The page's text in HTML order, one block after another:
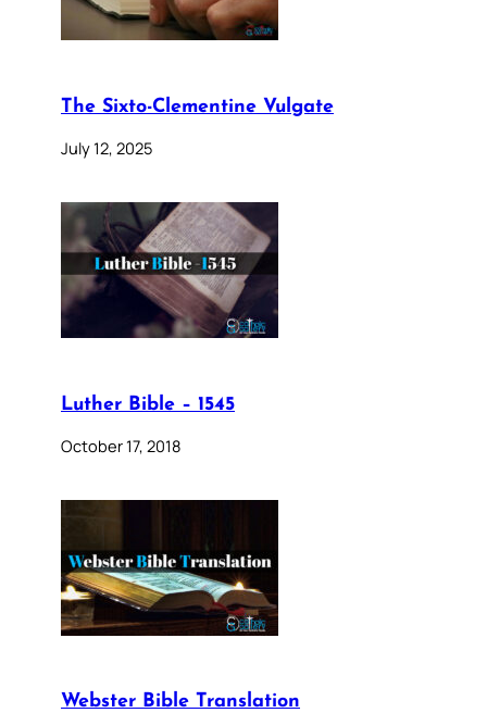
The Sixto-Clementine Vulgate
July 12, 2025
Luther Bible – 1545
October 17, 2018
Webster Bible Translation